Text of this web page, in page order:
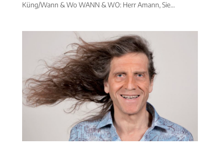
Küng/Wann & Wo WANN & WO: Herr Amann, Sie...